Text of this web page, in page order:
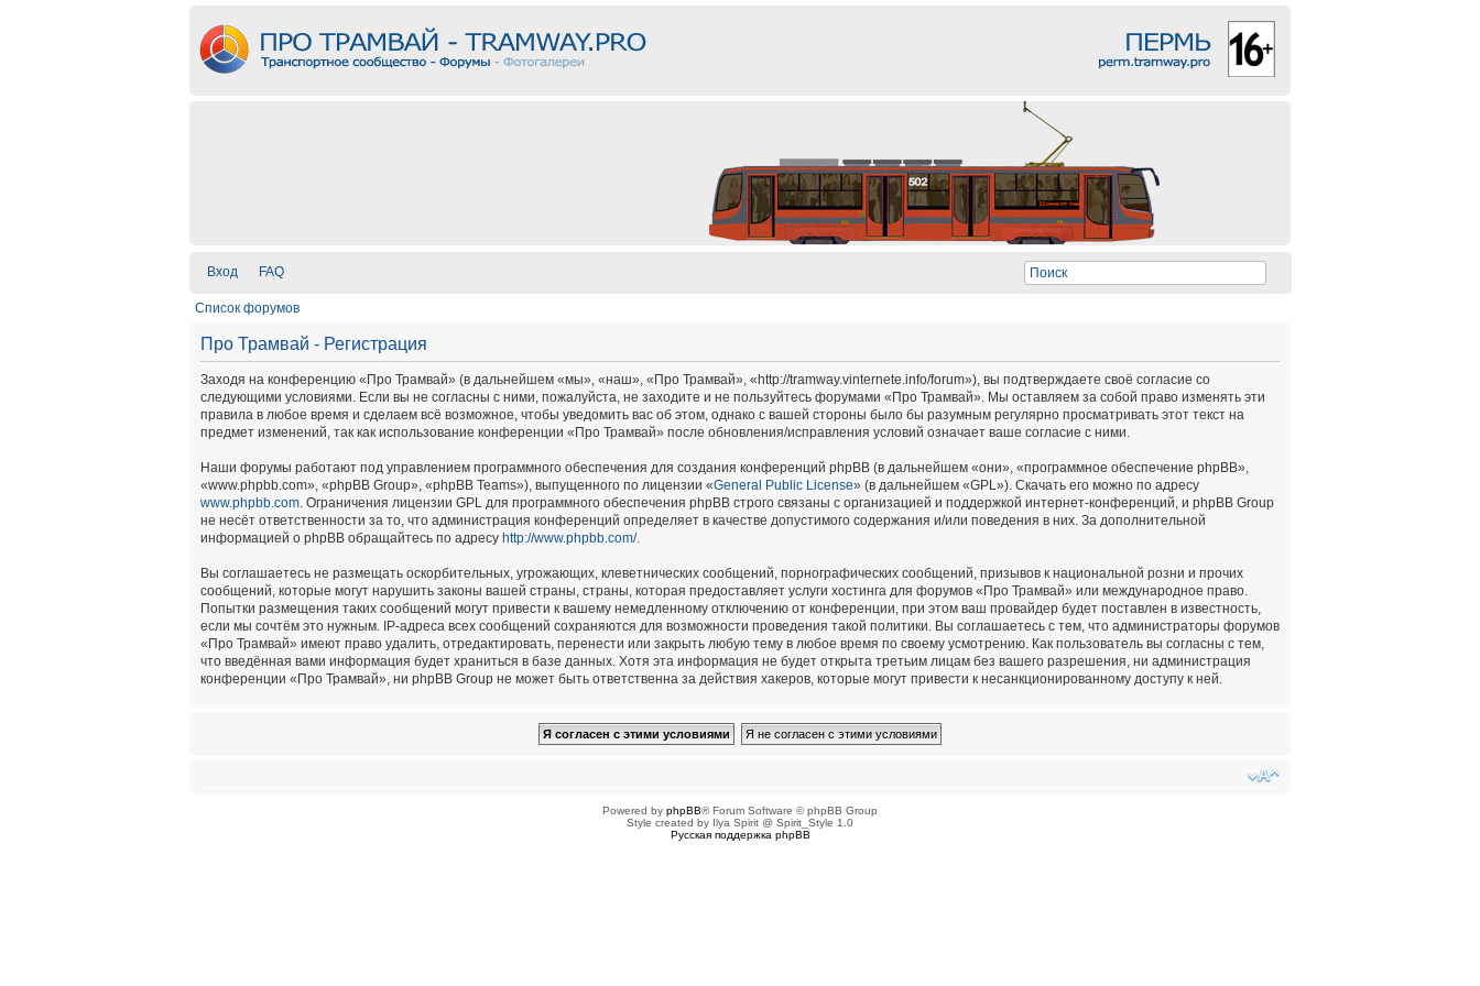
Вход FAQ
Список форумов
Про Трамвай - Регистрация
Заходя на конференцию «Про Трамвай» (в дальнейшем «мы», «наш», «Про Трамвай», «http://tramway.vinternete.info/forum»), вы подтверждаете своё согласие со
следующими условиями. Если вы не согласны с ними, пожалуйста, не заходите и не пользуйтесь форумами «Про Трамвай». Мы оставляем за собой право изменять эти
правила в любое время и сделаем всё возможное, чтобы уведомить вас об этом, однако с вашей стороны было бы разумным регулярно просматривать этот текст на
предмет изменений, так как использование конференции «Про Трамвай» после обновления/исправления условий означает ваше согласие с ними.
Наши форумы работают под управлением программного обеспечения для создания конференций phpBB (в дальнейшем «они», «программное обеспечение phpBB»,
«www.phpbb.com», «phpBB Group», «phpBB Teams»), выпущенного по лицензии «General Public License» (в дальнейшем «GPL»). Скачать его можно по адресу
www.phpbb.com. Ограничения лицензии GPL для программного обеспечения phpBB строго связаны с организацией и поддержкой интернет-конференций, и phpBB Group
не несёт ответственности за то, что администрация конференций определяет в качестве допустимого содержания и/или поведения в них. За дополнительной
информацией о phpBB обращайтесь по адресу http://www.phpbb.com/.
Вы соглашаетесь не размещать оскорбительных, угрожающих, клеветнических сообщений, порнографических сообщений, призывов к национальной розни и прочих
сообщений, которые могут нарушить законы вашей страны, страны, которая предоставляет услуги хостинга для форумов «Про Трамвай» или международное право.
Попытки размещения таких сообщений могут привести к вашему немедленному отключению от конференции, при этом ваш провайдер будет поставлен в известность,
если мы сочтём это нужным. IP-адреса всех сообщений сохраняются для возможности проведения такой политики. Вы соглашаетесь с тем, что администраторы форумов
«Про Трамвай» имеют право удалить, отредактировать, перенести или закрыть любую тему в любое время по своему усмотрению. Как пользователь вы согласны с тем,
что введённая вами информация будет храниться в базе данных. Хотя эта информация не будет открыта третьим лицам без вашего разрешения, ни администрация
конференции «Про Трамвай», ни phpBB Group не может быть ответственна за действия хакеров, которые могут привести к несанкционированному доступу к ней.
Powered by phpBB® Forum Software © phpBB Group
Style created by Ilya Spirit @ Spirit_Style 1.0
Русская поддержка phpBB